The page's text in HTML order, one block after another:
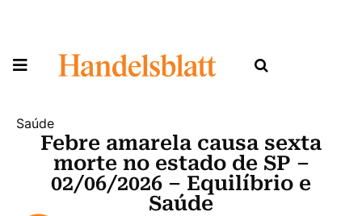
Saúde
Febre amarela causa sexta
morte no estado de SP –
02/06/2026 – Equilíbrio e
Saúde